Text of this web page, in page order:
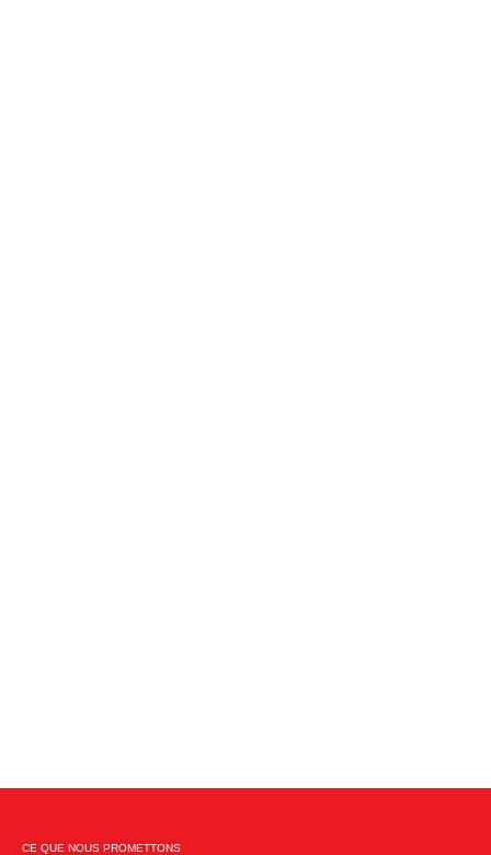
CE QUE NOUS PROMETTONS​​